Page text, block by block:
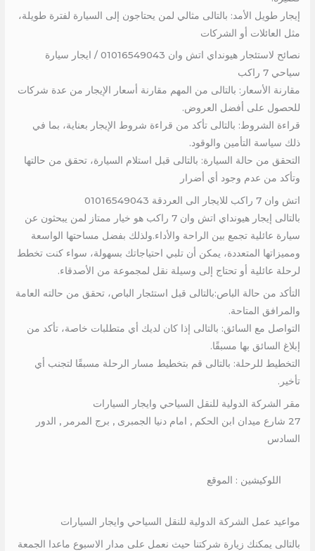
إيجار طويل الأمد: بالتالى مثالي لمن يحتاجون إلى السيارة لفترة طويلة،
مثل العائلات أو الشركات
نصائح لاستئجار هيونداي اتش وان 01016549043 / ايجار سيارة
سياحي 7 راكب
مقارنة الأسعار: بالتالى من المهم مقارنة أسعار الإيجار من عدة شركات
للحصول على أفضل العروض.
قراءة الشروط: بالتالى تأكد من قراءة شروط الإيجار بعناية، بما في
ذلك سياسة التأمين والوقود.
التحقق من حالة السيارة: بالتالى قبل استلام السيارة، تحقق من حالتها
وتأكد من عدم وجود أي أضرار
اتش وان 7 راكب للايجار الى العردقة 01016549043
بالتالى إيجار هيونداي اتش وان 7 راكب هو خيار ممتاز لمن يبحثون عن
سيارة عائلية تجمع بين الراحة والأداء.ولذلك بفضل مساحتها الواسعة
ومميزاتها المتعددة، يمكن أن تلبي احتياجاتك بسهولة، سواء كنت تخطط
لرحلة عائلية أو تحتاج إلى وسيلة نقل لمجموعة من الأصدقاء.
التأكد من حالة الباص:بالتالى قبل استئجار الباص، تحقق من حالته العامة
والمرافق المتاحة.
التواصل مع السائق: بالتالى إذا كان لديك أي متطلبات خاصة، تأكد من
إبلاغ السائق بها مسبقًا.
التخطيط للرحلة: بالتالى قم بتخطيط مسار الرحلة مسبقًا لتجنب أي
تأخير.
مقر الشركة الدولية للنقل السياحي وايجار السيارات
27 شارع ميدان ابن الحكم , امام دنيا الجمبرى , برج المرمر , الدور
السادس
اللوكيشين : الموقع
مواعيد عمل الشركة الدولية للنقل السياحي وايجار السيارات
بالتالى يمكنك زيارة شركتنا حيث نعمل على مدار الاسبوع ماعدا الجمعة